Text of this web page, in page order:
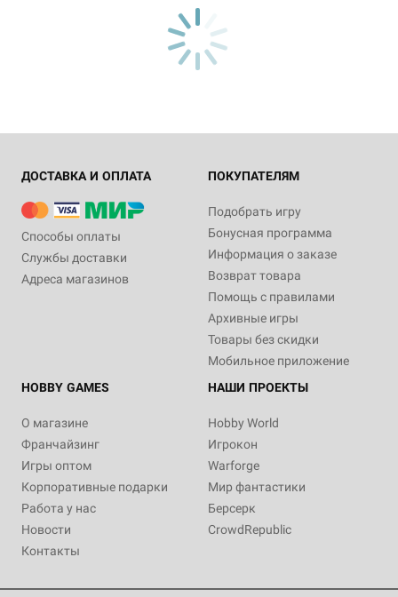
ДОСТАВКА И ОПЛАТА
Способы оплаты
Службы доставки
Адреса магазинов
ПОКУПАТЕЛЯМ
Подобрать игру
Бонусная программа
Информация о заказе
Возврат товара
Помощь с правилами
Архивные игры
Товары без скидки
Мобильное приложение
HOBBY GAMES
О магазине
Франчайзинг
Игры оптом
Корпоративные подарки
Работа у нас
Новости
Контакты
НАШИ ПРОЕКТЫ
Hobby World
Игрокон
Warforge
Мир фантастики
Берсерк
CrowdRepublic